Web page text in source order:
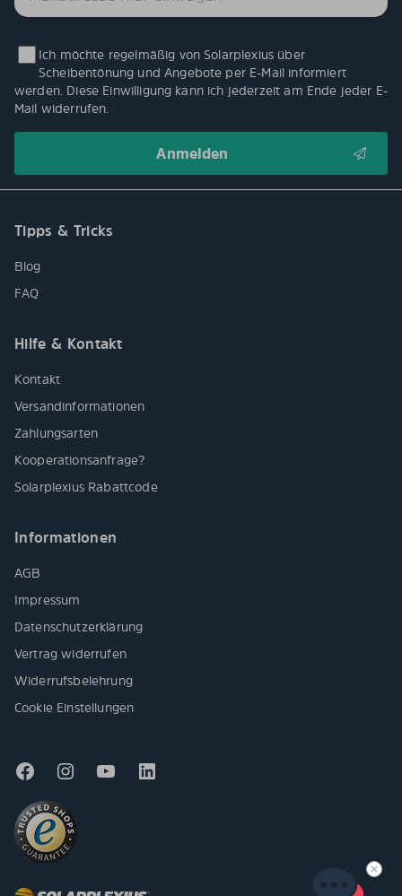
Ich möchte regelmäßig von Solarplexius über
Scheibentönung und Angebote per E-Mail informiert
werden. Diese Einwilligung kann ich jederzeit am Ende jeder E-
Mail widerrufen.
Tipps & Tricks
Blog
FAQ
Hilfe & Kontakt
Kontakt
Versandinformationen
Zahlungsarten
Kooperationsanfrage?
Solarplexius Rabattcode
Informationen
AGB
Impressum
Datenschutzerklärung
Vertrag widerrufen
Widerrufsbelehrung
Cookie Einstellungen